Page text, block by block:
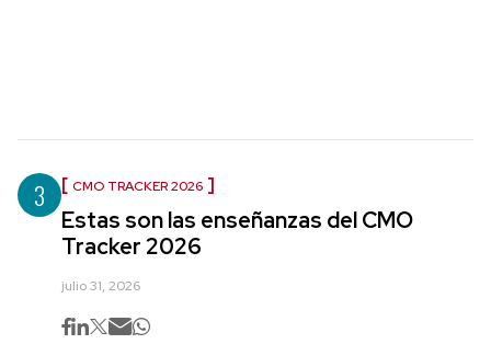
3 CMO TRACKER 2026
Estas son las enseñanzas del CMO
Tracker 2026
julio 31, 2026